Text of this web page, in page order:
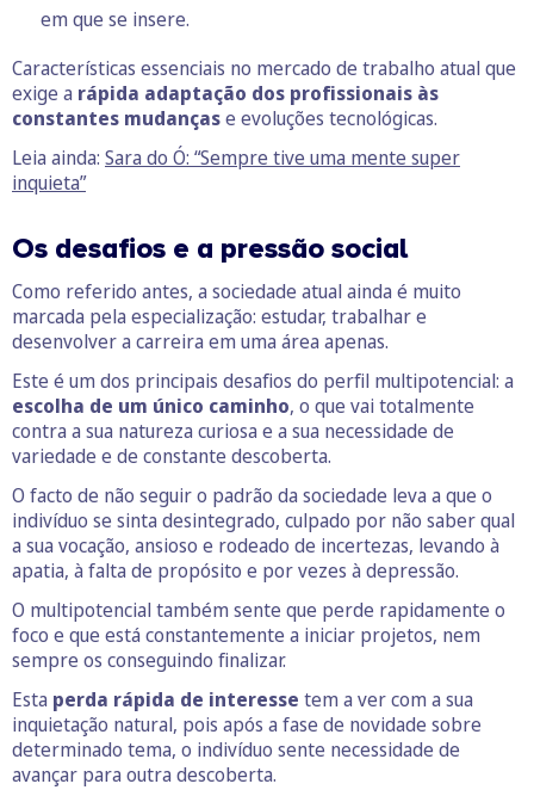
em que se insere.
Características essenciais no mercado de trabalho atual que
exige a rápida adaptação dos profissionais às
constantes mudançase evoluções tecnológicas.
Leia ainda: Sara do Ó: “Sempre tive uma mente super
inquieta”
Os desafios e a pressão social
Como referido antes, a sociedade atual ainda é muito
marcada pela especialização: estudar, trabalhar e
desenvolver a carreira em uma área apenas.
Este é um dos principais desafios do perfil multipotencial: a
escolha de um único caminho, o que vai totalmente
contra a sua natureza curiosa e a sua necessidade de
variedade e de constante descoberta.
O facto de não seguir o padrão da sociedade leva a que o
indivíduo se sinta desintegrado, culpado por não saber qual
a sua vocação, ansioso e rodeado de incertezas, levando à
apatia, à falta de propósito e por vezes à depressão.
O multipotencial também sente que perde rapidamente o
foco e que está constantemente a iniciar projetos, nem
sempre os conseguindo finalizar.
Esta perda rápida de interesse tem a ver com a sua
inquietação natural, pois após a fase de novidade sobre
determinado tema, o indivíduo sente necessidade de
avançar para outra descoberta.